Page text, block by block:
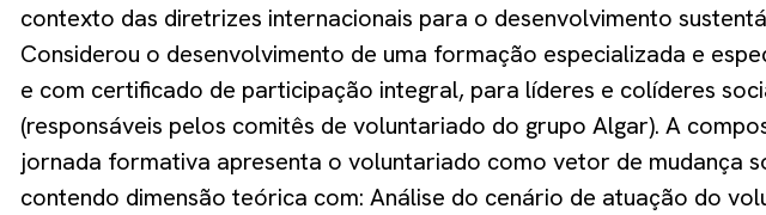
contexto das diretrizes internacionais para o desenvolvimento
Considerou o desenvolvimento de uma formação especializada e
e com certificado de participação integral, para líderes e colíderes
(responsáveis pelos comitês de voluntariado do grupo Algar). A
jornada formativa apresenta o voluntariado como vetor de mudança
contendo dimensão teórica com: Análise do cenário de atuação do